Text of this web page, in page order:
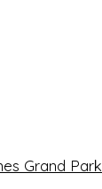
Grand Park